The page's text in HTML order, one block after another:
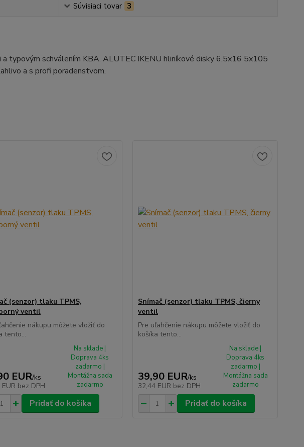
Súvisiaci tovar 3
typovým schválením KBA. ALUTEC IKENU hliníkové disky 6,5x16 5x105
a s profi poradenstvom.
(senzor) tlaku TPMS,
ventil
nákupu môžete vložiť do
tento...
EUR/ks
bez DPH
Na sklade |
Doprava 4ks
zadarmo |
Montážna sada
zadarmo
Pridať do košíka
Snímač (senzor) tlaku TPMS, čierny
ventil
Pre uľahčenie nákupu môžete vložiť do
košíka tento...
39,90 EUR/ks
32,44 EUR bez DPH
Na sklade |
Doprava 4ks
zadarmo |
Montážna sada
zadarmo
Pridať do košíka